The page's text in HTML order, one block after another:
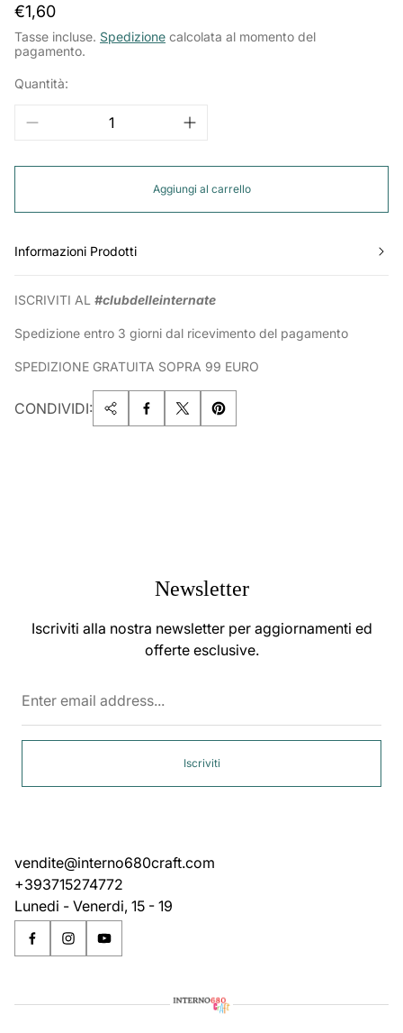
Prezzo
normale
€1,60
Tasse incluse. Spedizione calcolata al momento del
pagamento.
Quantità:
Aggiungi al carrello
Informazioni Prodotti
ISCRIVITI AL #clubdelleinternate
Spedizione entro 3 giorni dal ricevimento del pagamento
SPEDIZIONE GRATUITA SOPRA 99 EURO
CONDIVIDI:
Newsletter
Iscriviti alla nostra newsletter per aggiornamenti ed
offerte esclusive.
Iscriviti
vendite@interno680craft.com
+393715274772
Lunedi - Venerdi, 15 - 19